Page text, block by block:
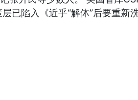
已陷入《近乎“解体”后要重新